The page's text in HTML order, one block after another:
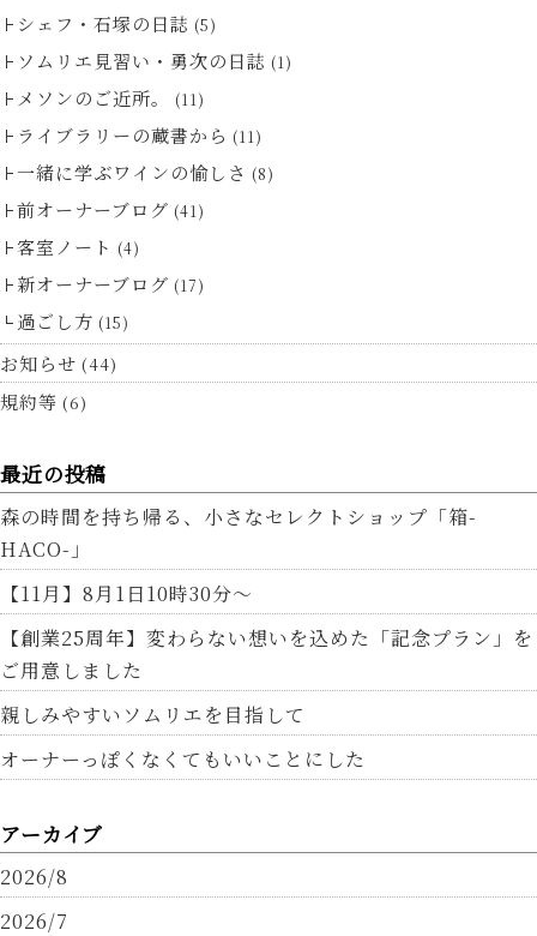
シェフ・石塚の日誌 (5)
ソムリエ見習い・勇次の日誌 (1)
メソンのご近所。 (11)
ライブラリーの蔵書から (11)
一緒に学ぶワインの愉しさ (8)
前オーナーブログ (41)
客室ノート (4)
新オーナーブログ (17)
過ごし方 (15)
お知らせ (44)
規約等 (6)
最近の投稿
森の時間を持ち帰る、小さなセレクトショップ「箱-
HACO-」
【11月】8月1日10時30分～
【創業25周年】変わらない想いを込めた「記念プラン」を
ご用意しました
親しみやすいソムリエを目指して
オーナーっぽくなくてもいいことにした
アーカイブ
2026/8
2026/7